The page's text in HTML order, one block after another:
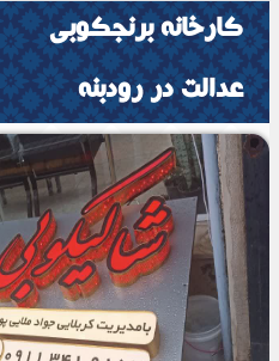
کارخانه برنجکوبی
عدالت در رودبنه